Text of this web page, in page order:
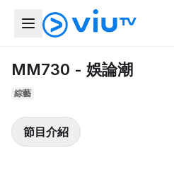
MM730 - 娛論潮
綜藝
節目介紹